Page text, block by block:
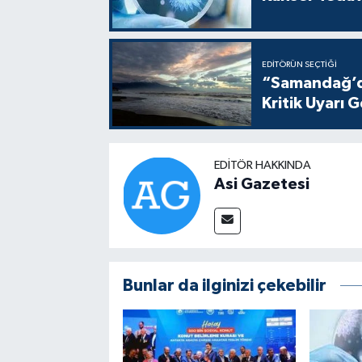
EDITÖRÜN SEÇTIĞI
Kritik Uyarı
EDITÖR HAKKINDA
Asi Gazetesi
Bunlar da ilginizi çekebilir